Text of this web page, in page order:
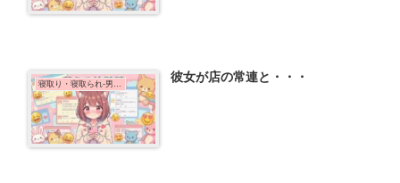
彼女が店の常連と・・・